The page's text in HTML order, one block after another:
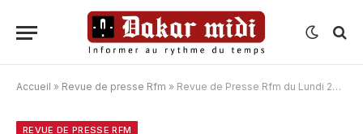
Accueil » Revue de presse Rfm » Revue de Presse Rfm du Lundi 24 Septembre 2018 Avec Mamadou Mouhamed Ndiaye
REVUE DE PRESSE RFM